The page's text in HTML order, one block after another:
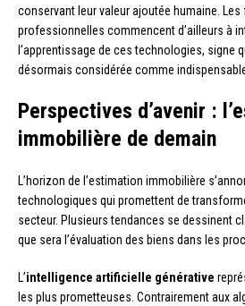
conservant leur valeur ajoutée humaine.
professionnelles commencent d’ailleurs à
l’apprentissage de ces technologies, signe
désormais considérée comme
Perspectives d’avenir :
immobilière de demain
L’horizon de l’estimation immobilière
technologiques qui promettent de
secteur. Plusieurs tendances se dessinent
que sera l’évaluation des biens dans les
L’intelligence artificielle générative
les plus prometteuses. Contrairement aux